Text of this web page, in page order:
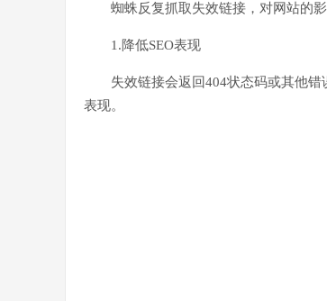
蜘蛛反复抓取失效链接，对网站的
1.降低SEO表现
失效链接会返回404状态码或其他
表现。